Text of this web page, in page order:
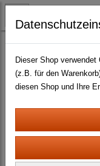
BLECH- +
BLECHSCHILDER
Dieser Shop
(z.B. für den
diesen Shop und Ihre